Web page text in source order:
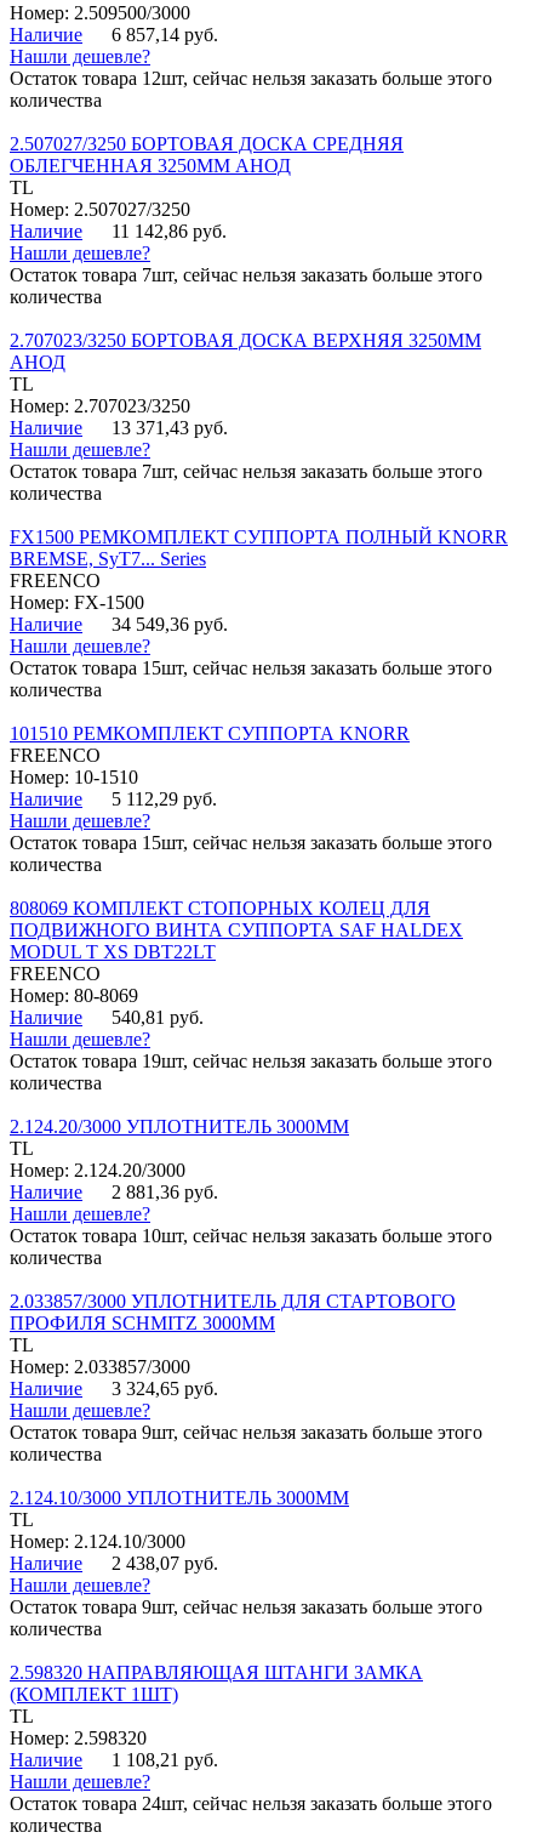
Номер: 2.509500/3000
Наличие
6 857,14 руб.
Нашли дешевле?
Остаток товара 12шт, сейчас нельзя заказать больше этого
количества
2.507027/3250 БОРТОВАЯ ДОСКА СРЕДНЯЯ
ОБЛЕГЧЕННАЯ 3250ММ АНОД
TL
Номер: 2.507027/3250
Наличие
11 142,86 руб.
Нашли дешевле?
Остаток товара 7шт, сейчас нельзя заказать больше этого
количества
2.707023/3250 БОРТОВАЯ ДОСКА ВЕРХНЯЯ 3250ММ
АНОД
TL
Номер: 2.707023/3250
Наличие
13 371,43 руб.
Нашли дешевле?
Остаток товара 7шт, сейчас нельзя заказать больше этого
количества
FX1500 РЕМКОМПЛЕКТ СУППОРТА ПОЛНЫЙ KNORR
BREMSE, SyT7... Series
FREENCO
Номер: FX-1500
Наличие
34 549,36 руб.
Нашли дешевле?
Остаток товара 15шт, сейчас нельзя заказать больше этого
количества
101510 РЕМКОМПЛЕКТ СУППОРТА KNORR
FREENCO
Номер: 10-1510
Наличие
5 112,29 руб.
Нашли дешевле?
Остаток товара 15шт, сейчас нельзя заказать больше этого
количества
808069 КОМПЛЕКТ СТОПОРНЫХ КОЛЕЦ ДЛЯ
ПОДВИЖНОГО ВИНТА СУППОРТА SAF HALDEX
MODUL T XS DBT22LT
FREENCO
Номер: 80-8069
Наличие
540,81 руб.
Нашли дешевле?
Остаток товара 19шт, сейчас нельзя заказать больше этого
количества
2.124.20/3000 УПЛОТНИТЕЛЬ 3000ММ
TL
Номер: 2.124.20/3000
Наличие
2 881,36 руб.
Нашли дешевле?
Остаток товара 10шт, сейчас нельзя заказать больше этого
количества
2.033857/3000 УПЛОТНИТЕЛЬ ДЛЯ СТАРТОВОГО
ПРОФИЛЯ SCHMITZ 3000ММ
TL
Номер: 2.033857/3000
Наличие
3 324,65 руб.
Нашли дешевле?
Остаток товара 9шт, сейчас нельзя заказать больше этого
количества
2.124.10/3000 УПЛОТНИТЕЛЬ 3000ММ
TL
Номер: 2.124.10/3000
Наличие
2 438,07 руб.
Нашли дешевле?
Остаток товара 9шт, сейчас нельзя заказать больше этого
количества
2.598320 НАПРАВЛЯЮЩАЯ ШТАНГИ ЗАМКА
(КОМПЛЕКТ 1ШТ)
TL
Номер: 2.598320
Наличие
1 108,21 руб.
Нашли дешевле?
Остаток товара 24шт, сейчас нельзя заказать больше этого
количества